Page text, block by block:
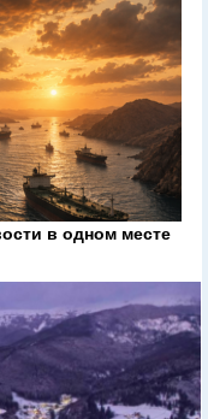
в одном месте